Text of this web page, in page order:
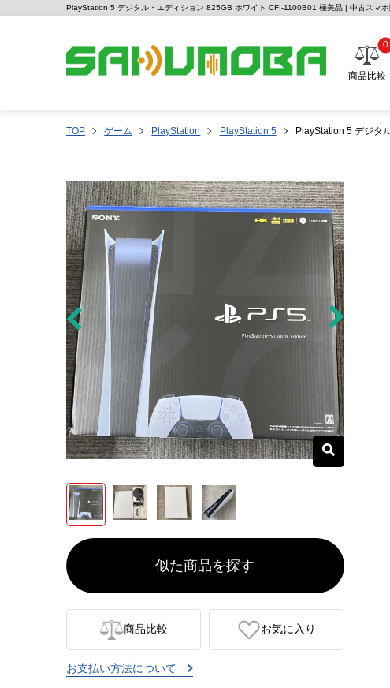
PlayStation 5 デジタル・エディション 825GB ホワイト CFI-1100B01 極美品 | 中古スマ
商品比較
0
TOP ゲーム PlayStation PlayStation 5 PlayStation 5 デジタ
似た商品を探す
商品比較 お気に入り
お支払い方法について